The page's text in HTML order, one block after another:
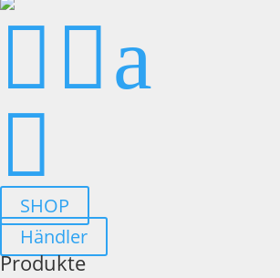
 a

SHOP
Händler
Produkte